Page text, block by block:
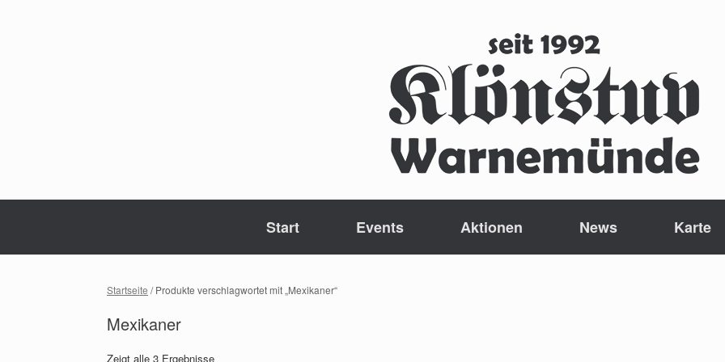
Start Events Aktionen News Karte
Startseite / Produkte verschlagwortet mit „Mexikaner“
Mexikaner
Zeigt alle 3 Ergebnisse